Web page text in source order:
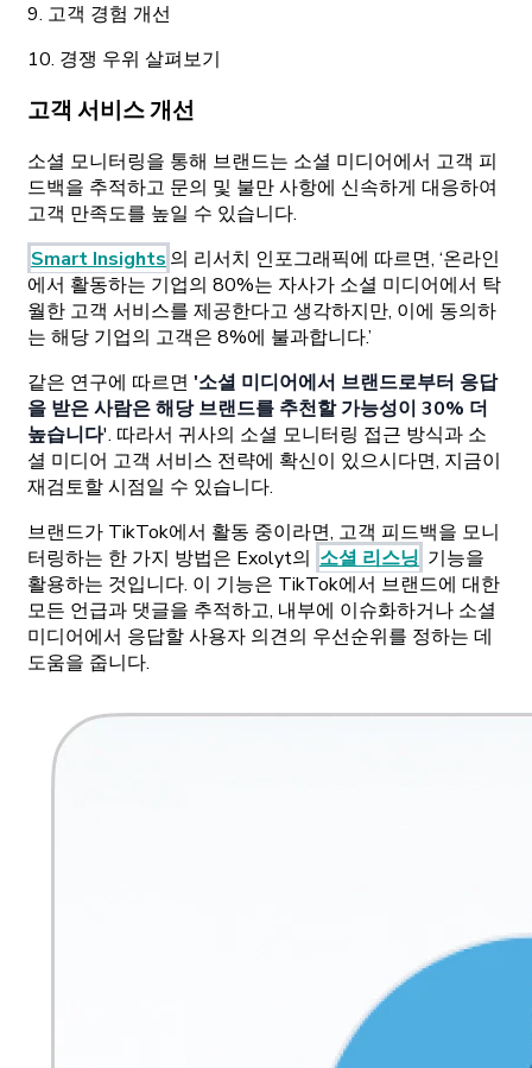
9. 고객 경험 개선
10. 경쟁 우위 살펴보기
고객 서비스 개선
소셜 모니터링을 통해 브랜드는 소셜 미디어에서 고객 피
드백을 추적하고 문의 및 불만 사항에 신속하게 대응하여
고객 만족도를 높일 수 있습니다.
Smart Insights 의 리서치 인포그래픽에 따르면, ‘온라인
에서 활동하는 기업의 80%는 자사가 소셜 미디어에서 탁
월한 고객 서비스를 제공한다고 생각하지만, 이에 동의하
는 해당 기업의 고객은 8%에 불과합니다.’
같은 연구에 따르면 '소셜 미디어에서 브랜드로부터 응답
을 받은 사람은 해당 브랜드를 추천할 가능성이 30% 더
높습니다'. 따라서 귀사의 소셜 모니터링 접근 방식과 소
셜 미디어 고객 서비스 전략에 확신이 있으시다면, 지금이
재검토할 시점일 수 있습니다.
브랜드가 TikTok에서 활동 중이라면, 고객 피드백을 모니
터링하는 한 가지 방법은 Exolyt의 소셜 리스닝 기능을
활용하는 것입니다. 이 기능은 TikTok에서 브랜드에 대한
모든 언급과 댓글을 추적하고, 내부에 이슈화하거나 소셜
미디어에서 응답할 사용자 의견의 우선순위를 정하는 데
도움을 줍니다.